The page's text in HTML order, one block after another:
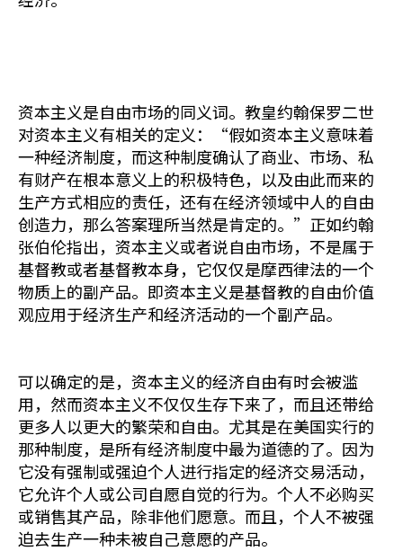
资本主义是自由市场的同义词。教皇约翰保罗二世
对资本主义有相关的定义：“假如资本主义意味着
一种经济制度，而这种制度确认了商业、市场、私
有财产在根本意义上的积极特色，以及由此而来的
生产方式相应的责任，还有在经济领域中人的自由
创造力，那么答案理所当然是肯定的。”正如约翰
张伯伦指出，资本主义或者说自由市场，不是属于
基督教或者基督教本身，它仅仅是摩西律法的一个
物质上的副产品。即资本主义是基督教的自由价值
观应用于经济生产和经济活动的一个副产品。
可以确定的是，资本主义的经济自由有时会被滥
用，然而资本主义不仅仅生存下来了，而且还带给
更多人以更大的繁荣和自由。尤其是在美国实行的
那种制度，是所有经济制度中最为道德的了。因为
它没有强制或强迫个人进行指定的经济交易活动，
它允许个人或公司自愿自觉的行为。个人不必购买
或销售其产品，除非他们愿意。而且，个人不被强
迫去生产一种未被自己意愿的产品。